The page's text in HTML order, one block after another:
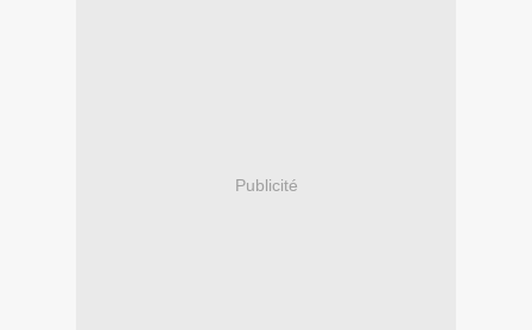
Publicité